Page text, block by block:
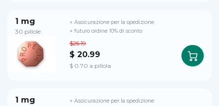
1 mg
30 pillole
$25.19
$ 20.99
$ 0.70 a pillola
+ Assicurazione per la spedizione
+ futuro ordine 10% di sconto
1 mg
+ Assicurazione per la spedizione